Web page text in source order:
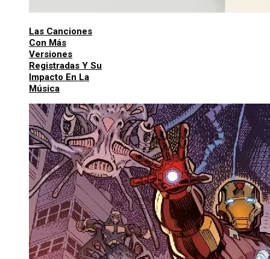
Las Canciones
Con Más
Versiones
Registradas Y Su
Impacto En La
Música